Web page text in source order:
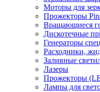
Моторы для
Прожекторы
Вращающиеся
Дискотечные
Генераторы
Расходники,
Заливные
Лазеры
Прожекторы
Лампы для